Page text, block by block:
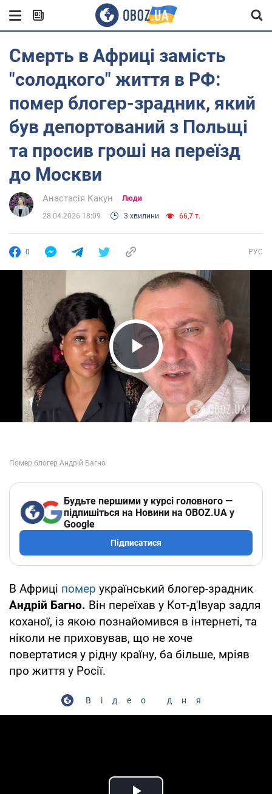
Смерть в Африці замість
"солодкого" життя в РФ:
помер блогер-зрадник, який
був депортований з Польщі
та просив гроші на переїзд
до Москви
Анастасія Какун Люди
28.04.2026 18:09 3 хвилини 66,7 т.
0 РУС
Play Video
Будьте першими у курсі головного —
підпишіться на Новини на OBOZ.UA у
Google
Підписатися
В Африці помер український блогер-зрадник
Андрій Багно. Він переїхав у Кот-д'Івуар задля
коханої, із якою познайомився в інтернеті, та
ніколи не приховував, що не хоче
повертатися у рідну країну, ба більше, мріяв
про життя у Росії.
Відео дня